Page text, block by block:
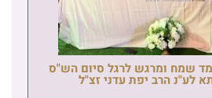
שמח ומרגש לרגל סיום הש"ס
לע"נ הרב יפת עדני זצ"ל